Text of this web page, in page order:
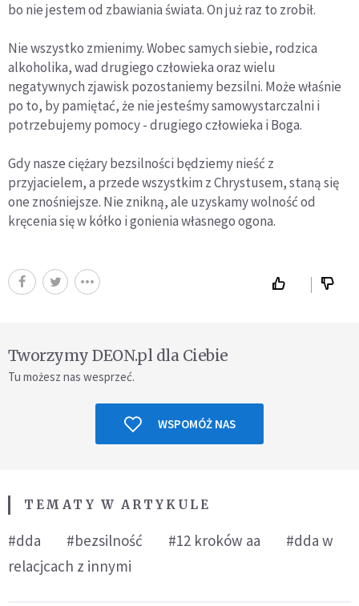
bo nie jestem od zbawiania świata. On już raz to zrobił.
Nie wszystko zmienimy. Wobec samych siebie, rodzica
alkoholika, wad drugiego człowieka oraz wielu
negatywnych zjawisk pozostaniemy bezsilni. Może właśnie
po to, by pamiętać, że nie jesteśmy samowystarczalni i
potrzebujemy pomocy - drugiego człowieka i Boga.
Gdy nasze ciężary bezsilności będziemy nieść z
przyjacielem, a przede wszystkim z Chrystusem, staną się
one znośniejsze. Nie znikną, ale uzyskamy wolność od
kręcenia się w kółko i gonienia własnego ogona.
Tworzymy DEON.pl dla Ciebie
Tu możesz nas wesprzeć.
WSPOMÓŻ NAS
TEMATY W ARTYKULE
#dda #bezsilność #12 kroków aa
#dda w
relacjcach z innymi